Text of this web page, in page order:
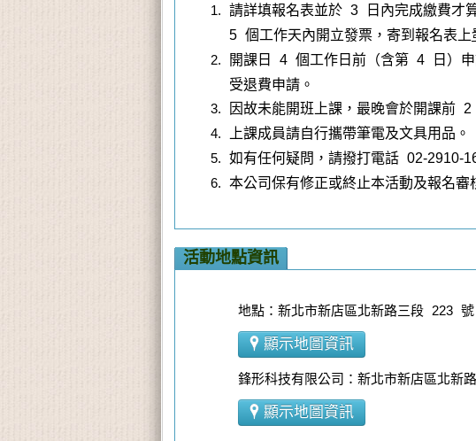
請詳填報名表並於 3 日內完成繳費才
5 個工作天內開立發票，寄到報名表上
開課日 4 個工作日前（含第 4 日）
受退費申請。
因故未能開班上課，最晚會於開課前
上課成員請自行攜帶筆電及文具用品。
如有任何疑問，請撥打電話 02-2910-
本公司保有修正或終止本活動及報名審
活動地點資訊
地點：新北市新店區北新路三段 223
顯示地圖資訊
鋒形科技有限公司：新北市新店區北新
顯示地圖資訊